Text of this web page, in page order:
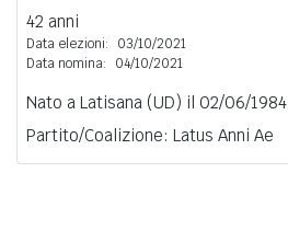
42 anni
Data elezioni:
03/10/2021
Data nomina:
04/10/2021
Nato a Latisana (UD) il 02/06/1984
Partito/Coalizione: Latus Anni Ae